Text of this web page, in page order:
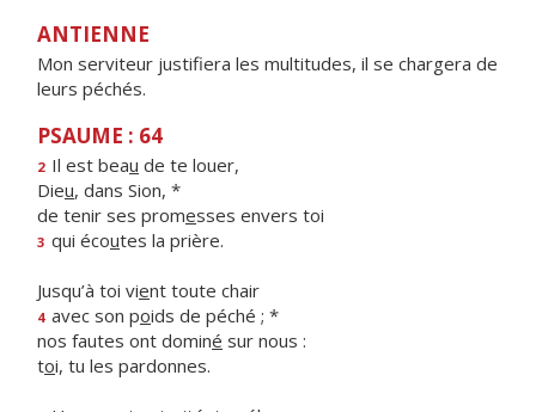
ANTIENNE
Mon serviteur justifiera les multitudes, il se chargera de
leurs péchés.
PSAUME : 64
2 Il est beau de te louer,
Dieu, dans Sion, *
de tenir ses promesses envers toi
3 qui écoutes la prière.
Jusqu’à toi vient toute chair
4 avec son poids de péché ; *
nos fautes ont dominé sur nous :
toi, tu les pardonnes.